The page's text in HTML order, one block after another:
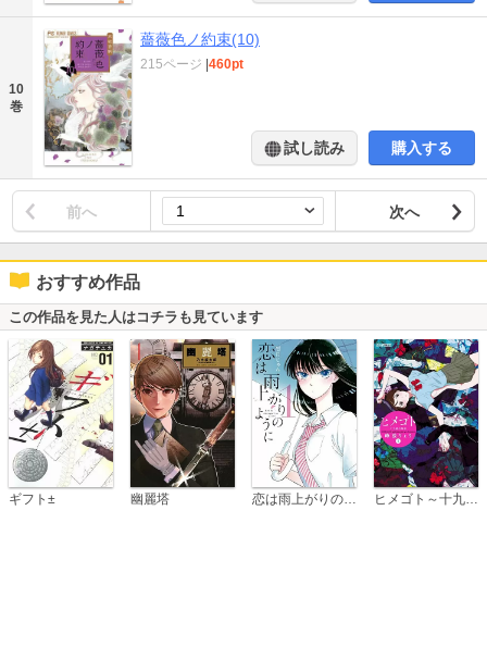
10
巻
薔薇色ノ約束(10)
215ページ |460pt
試し読み 購入する
前へ 次へ
おすすめ作品
この作品を見た人はコチラも見ています
ギフト± 幽麗塔